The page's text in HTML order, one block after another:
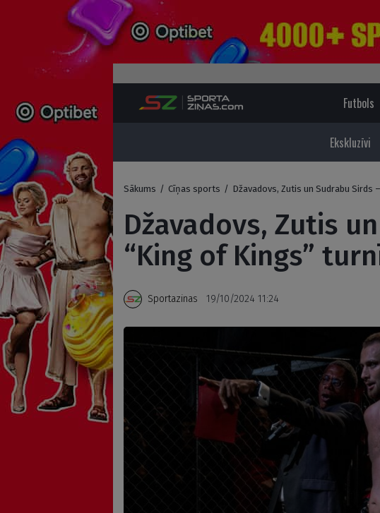
Futbols
Ekskluzīvi
Sākums / Cīņas sports / Džavadovs, Zutis un Sudrabu Sirds
Džavadovs, Zutis
“King of Kings”
Sportazinas 19/10/2024 11:24